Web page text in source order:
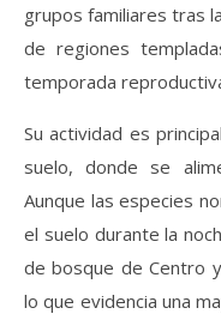
grupos familiares tras
de regiones
temporada
Su actividad es
suelo, donde se
Aunque las especies
el suelo durante la
de bosque de Centro
lo que evidencia una